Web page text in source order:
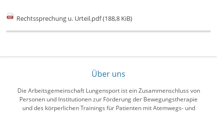
Rechtssprechung u. Urteil.pdf(188,8 KiB)
Über uns
Die Arbeitsgemeinschaft Lungensport ist ein Zusammenschluss von
Personen und Institutionen zur Förderung der Bewegungstherapie
und des körperlichen Trainings für Patienten mit Atemwegs- und